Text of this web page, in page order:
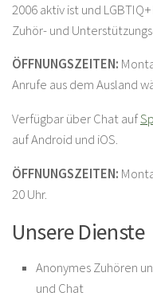
2006 aktiv ist und
Zuhör- und
ÖFFNUNGSZEITEN:
Anrufe aus dem Ausland
Verfügbar über Chat auf
auf Android und iOS.
ÖFFNUNGSZEITEN:
20 Uhr.
Unsere Dienste
Anonymes Zuhören
und Chat